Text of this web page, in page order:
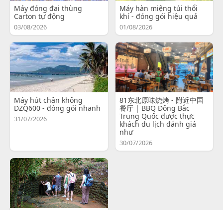
Máy đóng đai thùng
Carton tự động
03/08/2026
Máy hàn miệng túi thổi
khí - đóng gói hiệu quả
01/08/2026
Máy hút chân không
DZQ600 - đóng gói nhanh
31/07/2026
81东北原味烧烤 - 附近中国
餐厅 | BBQ Đông Bắc
Trung Quốc được thực
khách du lịch đánh giá
như
30/07/2026